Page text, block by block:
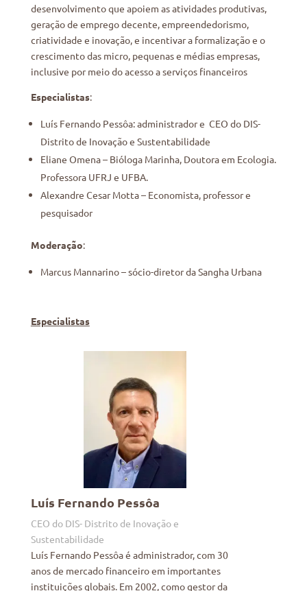
desenvolvimento que apoiem as atividades produtivas,
geração de emprego decente, empreendedorismo,
criatividade e inovação, e incentivar a formalização e o
crescimento das micro, pequenas e médias empresas,
inclusive por meio do acesso a serviços financeiros
Especialistas:
Luís Fernando Pessôa: administrador e CEO do DIS-
Distrito de Inovação e Sustentabilidade
Eliane Omena – Bióloga Marinha, Doutora em Ecologia.
Professora UFRJ e UFBA.
Alexandre Cesar Motta – Economista, professor e
pesquisador
Moderação:
Marcus Mannarino – sócio-diretor da Sangha Urbana
Especialistas
Luís Fernando Pessôa
CEO do DIS- Distrito de Inovação e
Sustentabilidade
Luís Fernando Pessôa é administrador, com 30
anos de mercado financeiro em importantes
instituições globais. Em 2002, como gestor da